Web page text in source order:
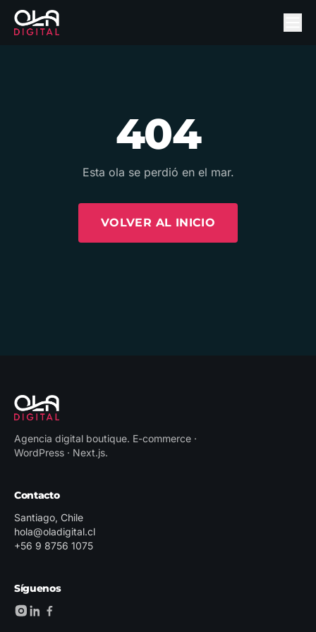
404
Esta ola se perdió en el mar.
VOLVER AL INICIO
Agencia digital boutique. E-commerce ·
WordPress · Next.js.
Contacto
Santiago, Chile
hola@oladigital.cl
+56 9 8756 1075
Síguenos